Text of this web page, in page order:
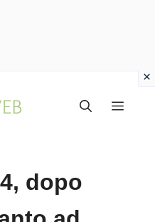
Menu
dopo